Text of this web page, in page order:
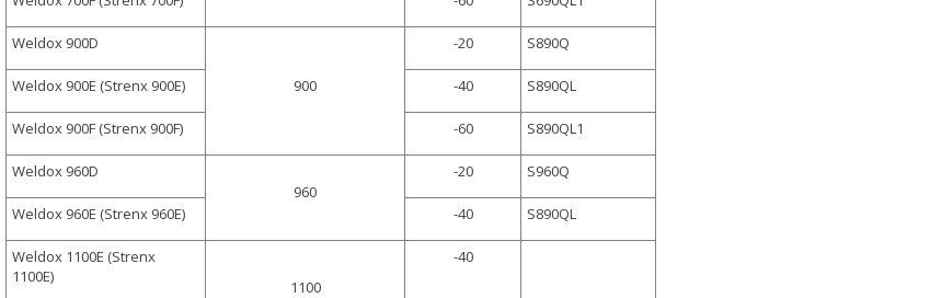
Weldox 900D
900
-20 S890Q
Weldox 900E (Strenx 900E) -40 S890QL
Weldox 900F (Strenx 900F) -60 S890QL1
Weldox 960D
960
-20 S960Q
Weldox 960E (Strenx 960E) -40 S890QL
Weldox 1100E (Strenx
1100E)
1100
-40